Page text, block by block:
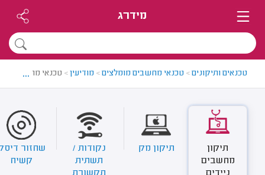
מידרג
טכנאים ותיקונים> טכנאי מחשבים מומלצים> מודיעין> טכנאי מחשבים
...
תיקון
מחשבים
תיקון מק
נקודות /
תשתית
שחזור
קשיח